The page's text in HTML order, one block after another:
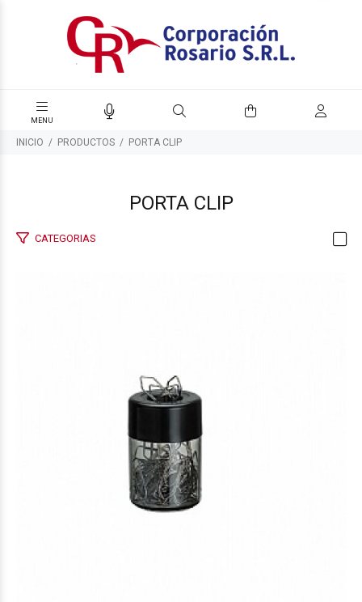
INICIO PRODUCTOS PORTA CLIP
PORTA CLIP
CATEGORIAS